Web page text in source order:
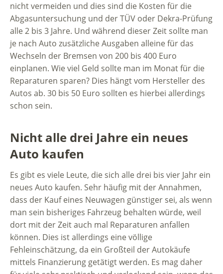
nicht vermeiden und dies sind die Kosten für die
Abgasuntersuchung und der TÜV oder Dekra-Prüfung
alle 2 bis 3 Jahre. Und während dieser Zeit sollte man
je nach Auto zusätzliche Ausgaben alleine für das
Wechseln der Bremsen von 200 bis 400 Euro
einplanen. Wie viel Geld sollte man im Monat für die
Reparaturen sparen? Dies hängt vom Hersteller des
Autos ab. 30 bis 50 Euro sollten es hierbei allerdings
schon sein.
Nicht alle drei Jahre ein neues
Auto kaufen
Es gibt es viele Leute, die sich alle drei bis vier Jahr ein
neues Auto kaufen. Sehr häufig mit der Annahmen,
dass der Kauf eines Neuwagen günstiger sei, als wenn
man sein bisheriges Fahrzeug behalten würde, weil
dort mit der Zeit auch mal Reparaturen anfallen
können. Dies ist allerdings eine völlige
Fehleinschätzung, da ein Großteil der Autokäufe
mittels Finanzierung getätigt werden. Es mag daher